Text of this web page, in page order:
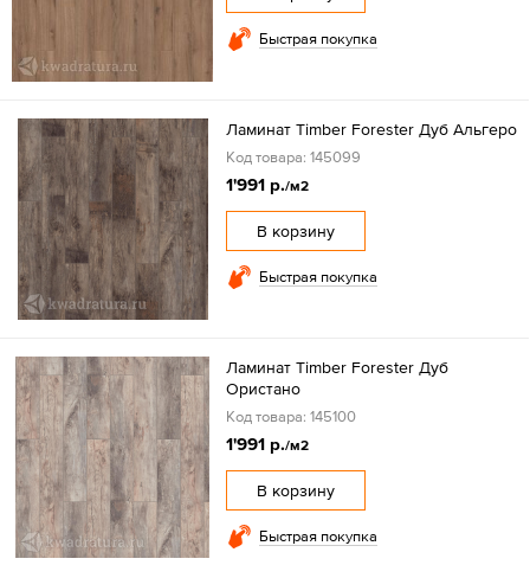
Быстрая покупка
Ламинат Timber Forester Дуб Альгеро
Код товара: 145099
1'991 р./м2
В корзину
Быстрая покупка
Ламинат Timber Forester Дуб
Ористано
Код товара: 145100
1'991 р./м2
В корзину
Быстрая покупка